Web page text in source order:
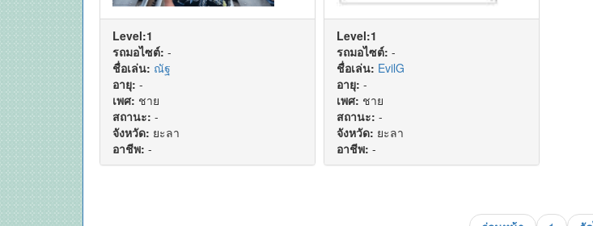
Level:1
รถมอไซต์: -
ชื่อเล่น: ณัฐ
อายุ: -
เพศ: ชาย
สถานะ: -
จังหวัด: ยะลา
อาชีพ: -
Level:1
รถมอไซต์: -
ชื่อเล่น: EvilG
อายุ: -
เพศ: ชาย
สถานะ: -
จังหวัด: ยะลา
อาชีพ: -